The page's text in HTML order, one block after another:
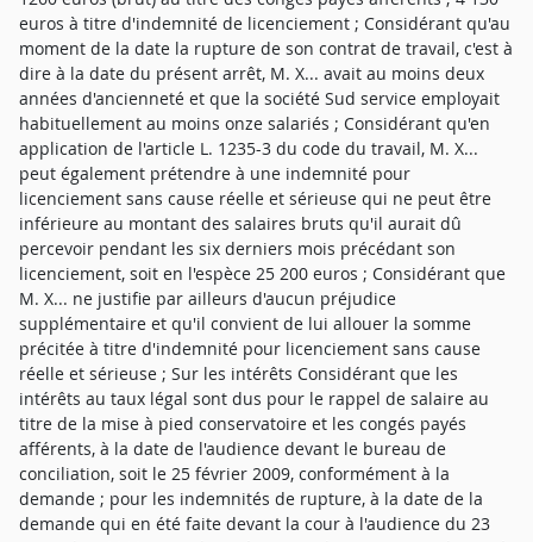
euros à titre d'indemnité de licenciement ; Considérant qu'au
moment de la date la rupture de son contrat de travail, c'est à
dire à la date du présent arrêt, M. X... avait au moins deux
années d'ancienneté et que la société Sud service employait
habituellement au moins onze salariés ; Considérant qu'en
application de l'article L. 1235-3 du code du travail, M. X...
peut également prétendre à une indemnité pour
licenciement sans cause réelle et sérieuse qui ne peut être
inférieure au montant des salaires bruts qu'il aurait dû
percevoir pendant les six derniers mois précédant son
licenciement, soit en l'espèce 25 200 euros ; Considérant que
M. X... ne justifie par ailleurs d'aucun préjudice
supplémentaire et qu'il convient de lui allouer la somme
précitée à titre d'indemnité pour licenciement sans cause
réelle et sérieuse ; Sur les intérêts Considérant que les
intérêts au taux légal sont dus pour le rappel de salaire au
titre de la mise à pied conservatoire et les congés payés
afférents, à la date de l'audience devant le bureau de
conciliation, soit le 25 février 2009, conformément à la
demande ; pour les indemnités de rupture, à la date de la
demande qui en été faite devant la cour à l'audience du 23